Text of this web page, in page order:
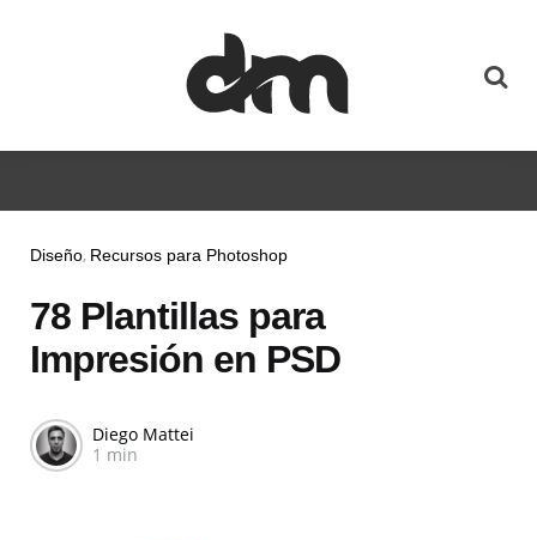
Diseño Recursos para Photoshop
78 Plantillas para
Impresión en PSD
Diego Mattei
1 min